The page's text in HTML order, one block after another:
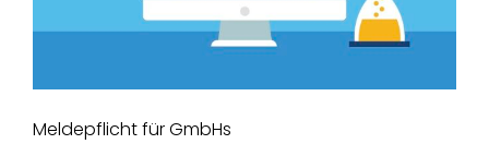
Meldepflicht für GmbHs